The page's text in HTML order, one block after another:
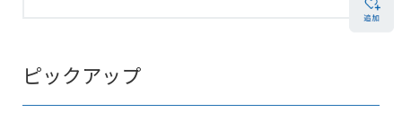
ピックアップ